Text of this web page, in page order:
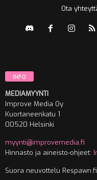
Ota
INFO
MEDIAMYYNTI
Improve Media Oy
Kuortaneenkatu 1
00520 Helsinki
myynti@improvemedia.fi
Hinnasto ja aineisto-ohjeet:
Suora neuvottelu